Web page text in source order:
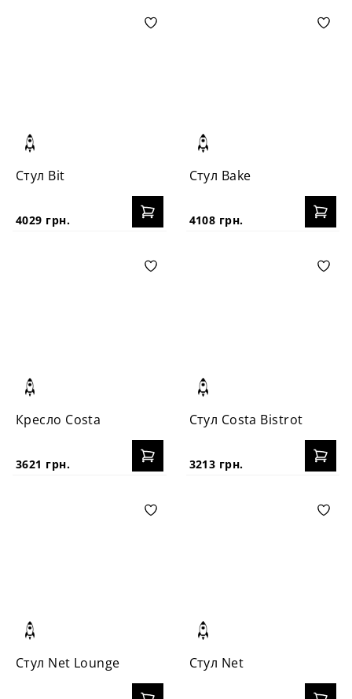
Стул Bit
4029 грн.
Стул Bake
4108 грн.
Кресло Costa
3621 грн.
Стул Costa Bistrot
3213 грн.
Стул Net Lounge Стул Net